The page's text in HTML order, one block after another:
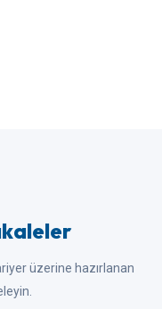
üzerine hazırlanan